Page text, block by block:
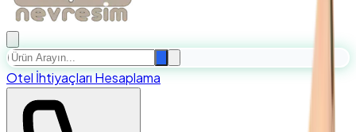
Otel İhtiyaçları Hesaplama